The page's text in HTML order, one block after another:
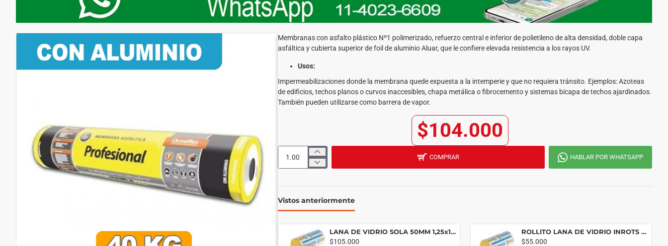
Membranas con asfalto plástico Nº1 polimerizado, refuerzo central e inferior de polietileno de alta densidad, doble capa
asfáltica y cubierta superior de foil de aluminio Aluar, que le confiere elevada resistencia a los rayos UV.
Usos:
Impermeabilizaciones donde la membrana quede expuesta a la intemperie y que no requiera tránsito. Ejemplos: Azoteas
de edificios, techos planos o curvos inaccesibles, chapa metálica o fibrocemento y sistemas bicapa de techos ajardinados.
También pueden utilizarse como barrera de vapor.
$104.000
COMPRAR HABLAR POR WHATSAPP
Vistos anteriormente
LANA DE VIDRIO SOLA 50MM 1,25x16 Mts x 50mm INROTS
$105.000
ROLLITO LANA DE VIDRIO INROTS 50MM 0,40CM 6,24M2
$55.000